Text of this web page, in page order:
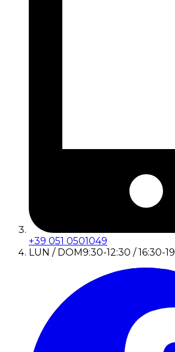
+39 051 0501049
LUN / DOM9:30-12:30 / 16:30-